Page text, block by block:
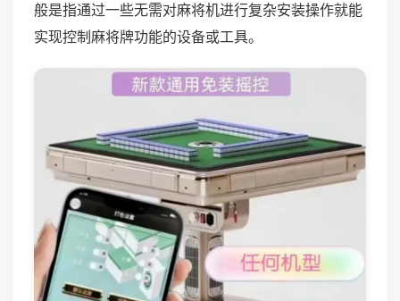
般是指通过一些无需对麻将机进行复杂安装操作就能
实现控制麻将牌功能的设备或工具。